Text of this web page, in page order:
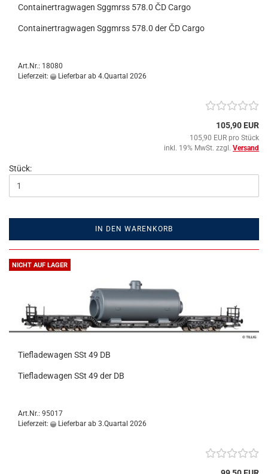
Containertragwagen Sggmrss 578.0 ČD Cargo
Containertragwagen Sggmrss 578.0 der ČD Cargo
Art.Nr.: 18080
Lieferzeit:
Lieferbar ab 4.Quartal 2026
105,90 EUR
105,90 EUR pro Stück
inkl. 19% MwSt. zzgl. Versand
Stück:
IN DEN WARENKORB
NICHT AUF LAGER
Tiefladewagen SSt 49 DB
Tiefladewagen SSt 49 der DB
Art.Nr.: 95017
Lieferzeit:
Lieferbar ab 3.Quartal 2026